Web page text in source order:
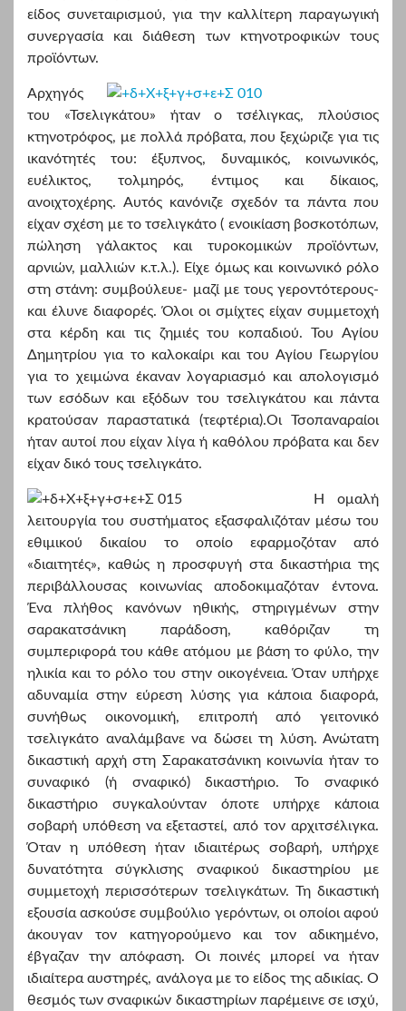
είδος συνεταιρισμού, για την καλλίτερη παραγωγική
συνεργασία και διάθεση των κτηνοτροφικών τους
προϊόντων.
Αρχηγός
του «Τσελιγκάτου» ήταν ο τσέλιγκας, πλούσιος
κτηνοτρόφος, με πολλά πρόβατα, που ξεχώριζε για τις
ικανότητές του: έξυπνος, δυναμικός, κοινωνικός,
ευέλικτος, τολμηρός, έντιμος και δίκαιος,
ανοιχτοχέρης. Αυτός κανόνιζε σχεδόν τα πάντα που
είχαν σχέση με το τσελιγκάτο ( ενοικίαση βοσκοτόπων,
πώληση γάλακτος και τυροκομικών προϊόντων,
αρνιών, μαλλιών κ.τ.λ.). Είχε όμως και κοινωνικό ρόλο
στη στάνη: συμβούλευε- μαζί με τους γεροντότερους-
και έλυνε διαφορές. Όλοι οι σμίχτες είχαν συμμετοχή
στα κέρδη και τις ζημιές του κοπαδιού. Του Αγίου
Δημητρίου για το καλοκαίρι και του Αγίου Γεωργίου
για το χειμώνα έκαναν λογαριασμό και απολογισμό
των εσόδων και εξόδων του τσελιγκάτου και πάντα
κρατούσαν παραστατικά (τεφτέρια).Οι Τσοπαναραίοι
ήταν αυτοί που είχαν λίγα ή καθόλου πρόβατα και δεν
είχαν δικό τους τσελιγκάτο.
Η ομαλή
λειτουργία του συστήματος εξασφαλιζόταν μέσω του
εθιμικού δικαίου το οποίο εφαρμοζόταν από
«διαιτητές», καθώς η προσφυγή στα δικαστήρια της
περιβάλλουσας κοινωνίας αποδοκιμαζόταν έντονα.
Ένα πλήθος κανόνων ηθικής, στηριγμένων στην
σαρακατσάνικη παράδοση, καθόριζαν τη
συμπεριφορά του κάθε ατόμου με βάση το φύλο, την
ηλικία και το ρόλο του στην οικογένεια. Όταν υπήρχε
αδυναμία στην εύρεση λύσης για κάποια διαφορά,
συνήθως οικονομική, επιτροπή από γειτονικό
τσελιγκάτο αναλάμβανε να δώσει τη λύση. Ανώτατη
δικαστική αρχή στη Σαρακατσάνικη κοινωνία ήταν το
συναφικό (ή σναφικό) δικαστήριο. Το σναφικό
δικαστήριο συγκαλούνταν όποτε υπήρχε κάποια
σοβαρή υπόθεση να εξεταστεί, από τον αρχιτσέλιγκα.
Όταν η υπόθεση ήταν ιδιαιτέρως σοβαρή, υπήρχε
δυνατότητα σύγκλισης σναφικού δικαστηρίου με
συμμετοχή περισσότερων τσελιγκάτων. Τη δικαστική
εξουσία ασκούσε συμβούλιο γερόντων, οι οποίοι αφού
άκουγαν τον κατηγορούμενο και τον αδικημένο,
έβγαζαν την απόφαση. Οι ποινές μπορεί να ήταν
ιδιαίτερα αυστηρές, ανάλογα με το είδος της αδικίας. Ο
θεσμός των σναφικών δικαστηρίων παρέμεινε σε ισχύ,